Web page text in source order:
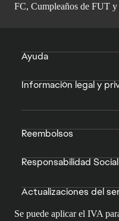
FC, Cumpleaños de FUT y
Ayuda
Información legal y
Reembolsos
Responsabilidad
Actualizaciones del
Se puede aplicar el IVA